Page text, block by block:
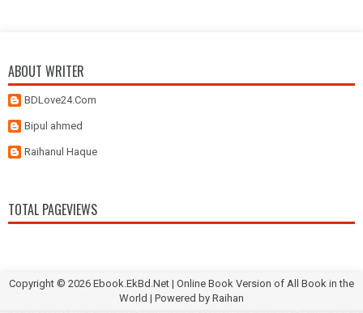
ABOUT WRITER
BDLove24.Com
Bipul ahmed
Raihanul Haque
TOTAL PAGEVIEWS
Copyright © 2026 Ebook.EkBd.Net | Online Book Version of All Book in the
World | Powered by Raihan